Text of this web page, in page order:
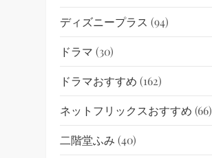
ディズニープラス (94)
ドラマ (30)
ドラマおすすめ (162)
ネットフリックスおすすめ (66)
二階堂ふみ (40)